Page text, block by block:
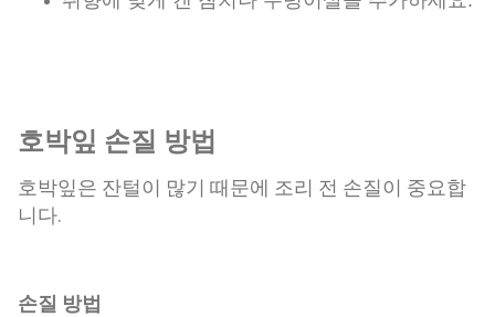
호박잎 손질 방법
호박잎은 잔털이 많기 때문에 조리 전 손질이 중요합
니다.
손질 방법